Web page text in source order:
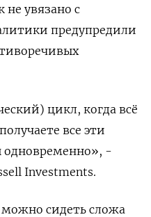
увязано с
предупредили
цикл, когда всё
все эти
одновременно», -
Investments.
можно сидеть сложа